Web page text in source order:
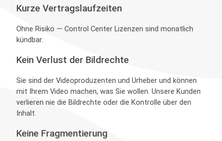
Kurze Vertragslaufzeiten
Ohne Risiko — Control Center Lizenzen sind monatlich
kündbar.
Kein Verlust der Bildrechte
Sie sind der Videoproduzenten und Urheber und können
mit Ihrem Video machen, was Sie wollen. Unsere Kunden
verlieren nie die Bildrechte oder die Kontrolle über den
Inhalt.
Keine Fragmentierung